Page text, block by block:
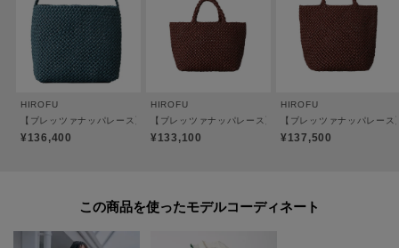
【おすすめのご使用シーン】
スマートフォンやミニ財布などの必需品を入れて、普段使いのワンマイルバ
ッグとして。
ワンピースに合わせてリゾートスタイルや、シャツやデニムと合わせて旅行
きめ細やかでなめらかな質感が特徴。
HIROFU
【ブレッツァナッパレース】レザーメッシュショルダーバッグ S 本革（商品番号：
¥136,400
HIROFU
【ブレッツァナッパレース】レザーメッシュトートバ
¥133,100
HIROFU
【ブレッツァナッパレー
¥137,500
この商品を使った